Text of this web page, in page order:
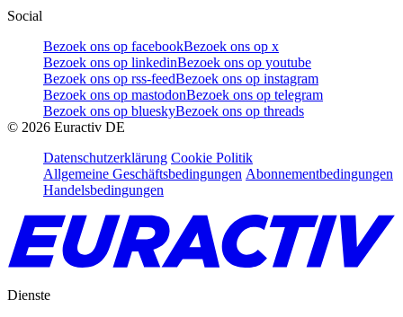
Social
Bezoek ons op facebookBezoek ons op x
Bezoek ons op linkedinBezoek ons op youtube
Bezoek ons op rss-feedBezoek ons op instagram
Bezoek ons op mastodonBezoek ons op telegram
Bezoek ons op blueskyBezoek ons op threads
© 2026 Euractiv DE
Datenschutzerklärung Cookie Politik
Allgemeine Geschäftsbedingungen Abonnementbedingungen
Handelsbedingungen
Dienste